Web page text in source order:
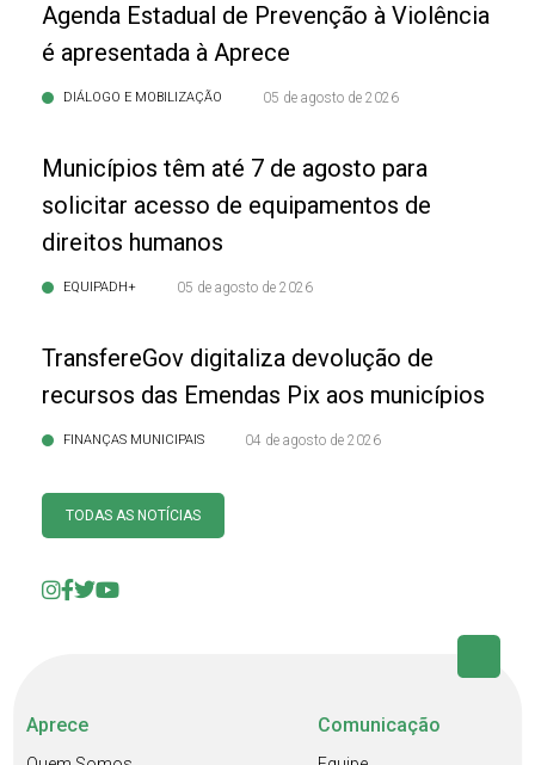
Agenda Estadual de Prevenção à Violência
é apresentada à Aprece
DIÁLOGO E MOBILIZAÇÃO 05 de agosto de 2026
Municípios têm até 7 de agosto para
solicitar acesso de equipamentos de
direitos humanos
EQUIPADH+ 05 de agosto de 2026
TransfereGov digitaliza devolução de
recursos das Emendas Pix aos municípios
FINANÇAS MUNICIPAIS 04 de agosto de 2026
TODAS AS NOTÍCIAS
Aprece Comunicação